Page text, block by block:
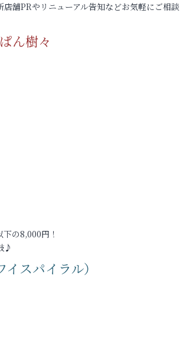
舗PRやリニューアル告知などお気軽にご相
ん樹々
の8,000円！
♪
スパイラル）